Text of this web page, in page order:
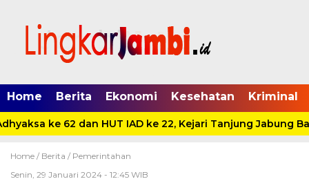
Home Berita Ekonomi Kesehatan Kriminal
ke 62 dan HUT IAD ke 22, Kejari Tanjung Jabung
Home / Berita / Pemerintahan
Senin, 29 Januari 2024 - 12:45 WIB